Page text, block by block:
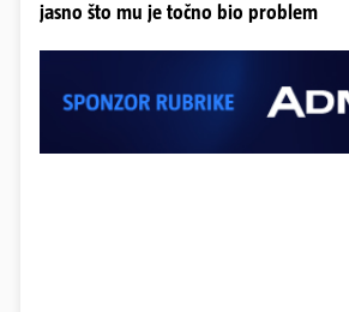
jasno što mu je točno bio problem